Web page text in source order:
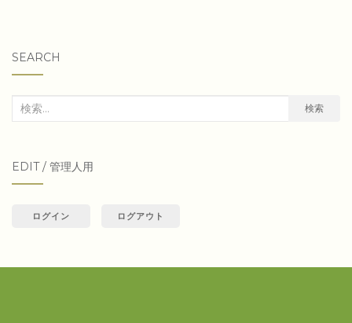
SEARCH
検
象:
検索
EDIT / 管理人用
ログイン ログアウト